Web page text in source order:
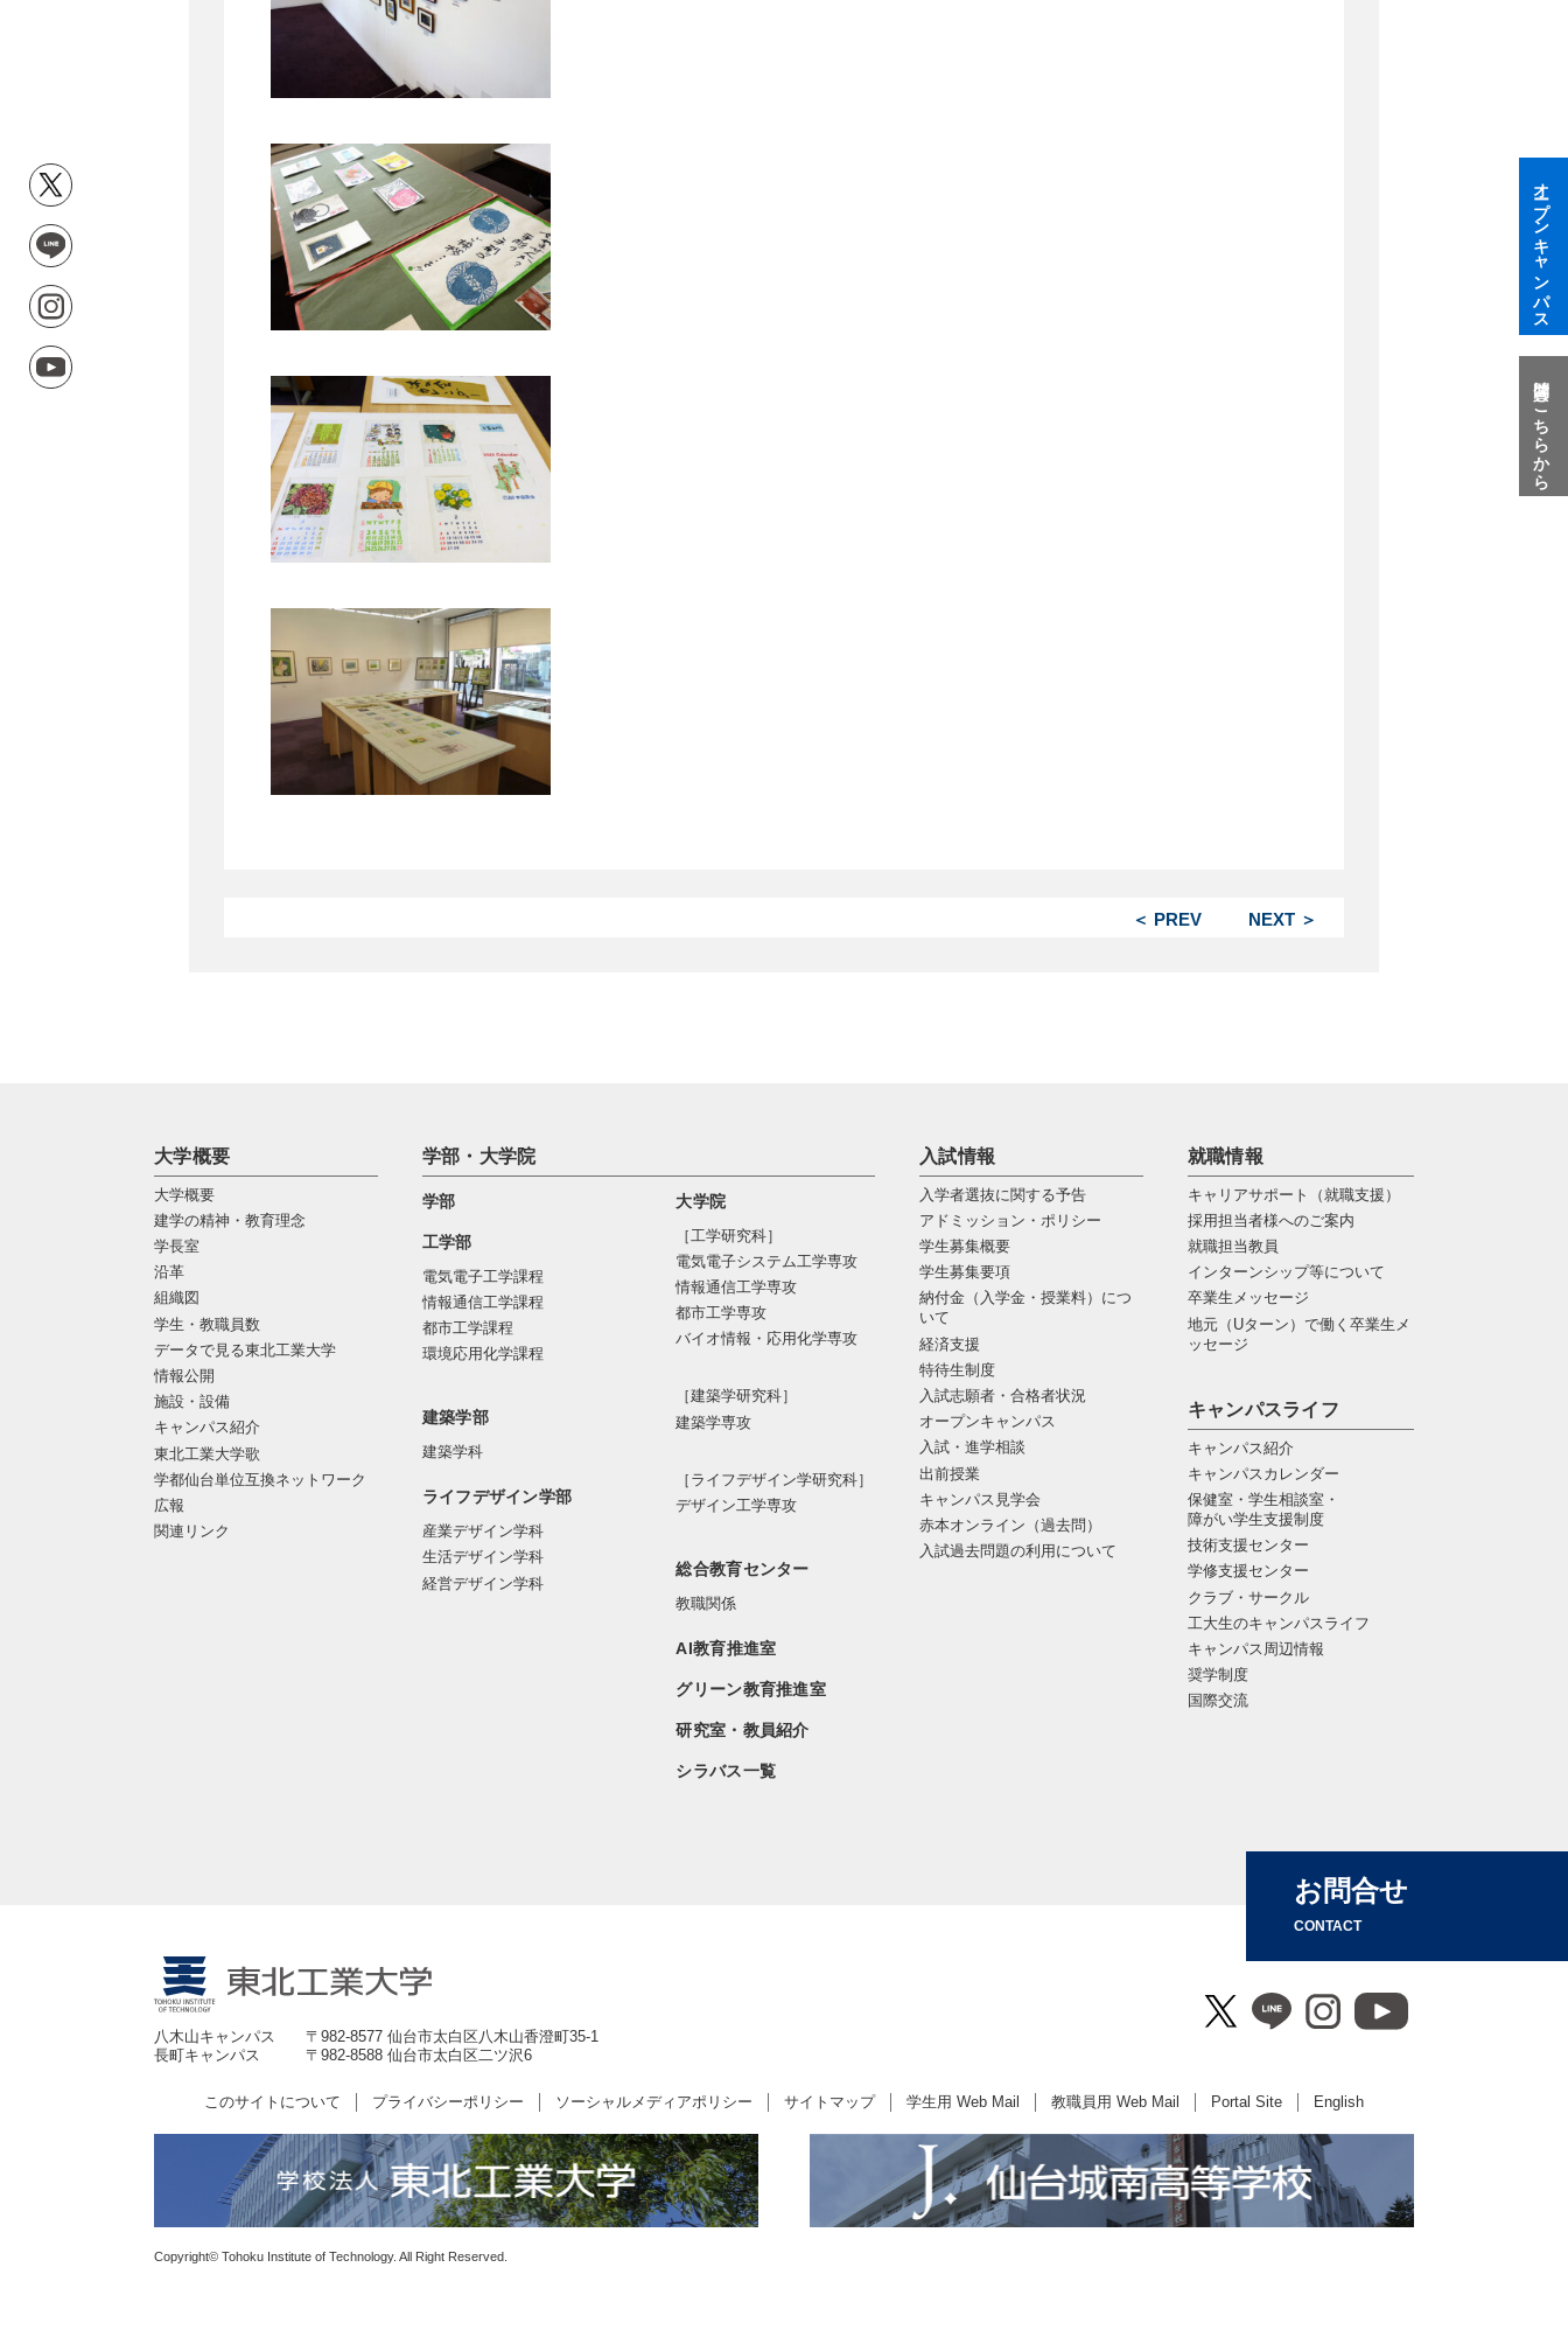
NEXT ＞
＜ PREV
大学概要
大学概要
建学の精神・教育理念
学長室
沿革
組織図
学生・教職員数
データで見る東北工業大学
情報公開
施設・設備
キャンパス紹介
東北工業大学歌
学都仙台単位互換ネットワーク
広報
関連リンク
学部・大学院
学部
工学部
電気電子工学課程
情報通信工学課程
都市工学課程
環境応用化学課程
建築学部
建築学科
ライフデザイン学部
産業デザイン学科
生活デザイン学科
経営デザイン学科
大学院
［工学研究科］
電気電⼦システム⼯学専攻
情報通信⼯学専攻
都市⼯学専攻
バイオ情報・応⽤化学専攻
［建築学研究科］
建築学専攻
［ライフデザイン学研究科］
デザイン工学専攻
総合教育センター
教職関係
AI教育推進室
グリーン教育推進室
研究室・教員紹介
シラバス一覧
入試情報
入学者選抜に関する予告
アドミッション・ポリシー
学生募集概要
学生募集要項
納付金（入学金・授業料）につ
いて
経済支援
特待生制度
入試志願者・合格者状況
オープンキャンパス
入試・進学相談
出前授業
キャンパス見学会
赤本オンライン（過去問）
入試過去問題の利用について
就職情報
キャリアサポート（就職支援）
採用担当者様へのご案内
就職担当教員
インターンシップ等について
卒業生メッセージ
地元（Uターン）で働く卒業生メ
ッセージ
キャンパスライフ
キャンパス紹介
キャンパスカレンダー
保健室・学生相談室・
障がい学生支援制度
技術支援センター
学修支援センター
クラブ・サークル
工大生のキャンパスライフ
キャンパス周辺情報
奨学制度
国際交流
お問合せ
CONTACT
八木山キャンパス
〒982-8577 仙台市太白区八木山香澄町35-1
長町キャンパス
〒982-8588 仙台市太白区二ツ沢6
このサイトについて プライバシーポリシー ソーシャルメディアポリシー サイトマップ 学生用 Web Mail 教職員用 Web Mail Portal Site English
Copyright© Tohoku Institute of Technology. All Right Reserved.
オープンキャンパス
質問はこちらから